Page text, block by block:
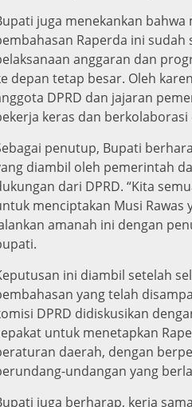
juga menekankan bahwa
Raperda ini sudah
anggaran dan
depan tetap besar. Oleh
DPRD dan jajaran
keras dan
penutup, Bupati
diambil oleh pemerintah
dari DPRD. “Kita
menciptakan Musi Rawas
amanah ini dengan
ini diambil setelah
yang telah
DPRD didiskusikan
untuk menetapkan
daerah, dengan
undangan yang
juga berharap, kerja